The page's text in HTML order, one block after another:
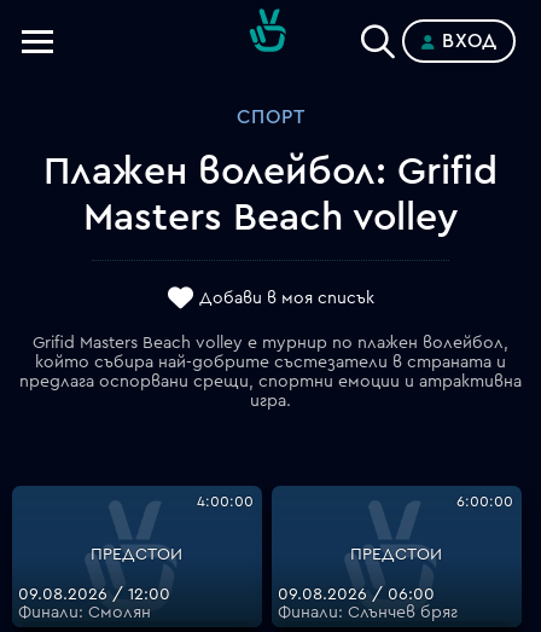
Планове
VOYO
ВХОД
СПОРТ
Плажен волейбол: Grifid
Masters Beach volley
Добави в моя списък
Grifid Masters Beach volley е турнир по плажен волейбол,
който събира най-добрите състезатели в страната и
предлага оспорвани срещи, спортни емоции и атрактивна
игра.
ПРЕДСТОИ
4:00:00
09.08.2026 / 12:00
Финали: Смолян
ПРЕДСТОИ
6:00:00
09.08.2026 / 06:00
Финали: Слънчев бряг